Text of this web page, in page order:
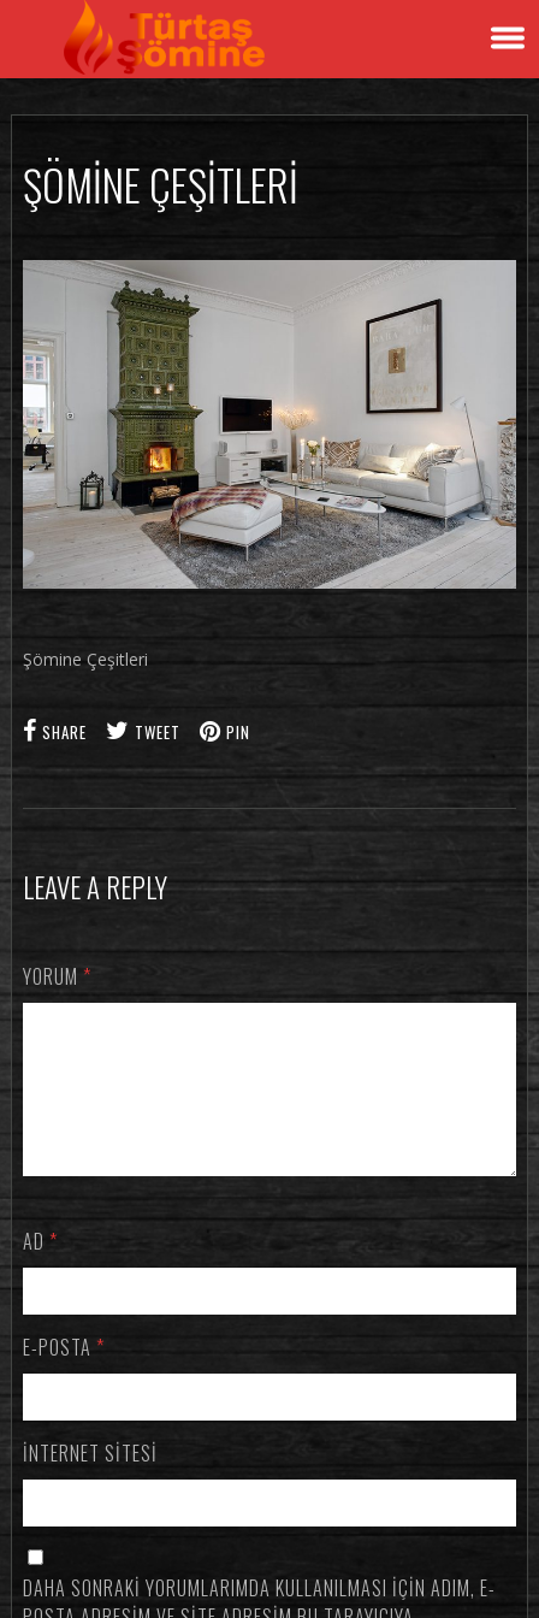
ŞÖMINE ÇEŞITLERI
Şömine Çeşitleri
SHARE TWEET PIN
LEAVE A REPLY
YORUM *
AD *
E-POSTA *
İNTERNET SITESI
DAHA SONRAKI YORUMLARIMDA KULLANILMASI IÇIN ADIM, E-